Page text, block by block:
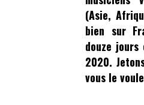
(Asie,
bien sur
douze
2020.
vous le